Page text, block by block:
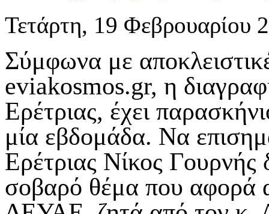
Τετάρτη, 19 Φεβρουαρίου
Σύμφωνα με
eviakosmos.gr, η
Ερέτριας, έχει
μία εβδομάδα. Να
Ερέτριας Νίκος Γουρνής
σοβαρό θέμα που αφορά